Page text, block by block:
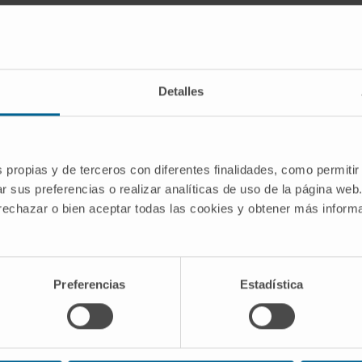
Detalles
propias y de terceros con diferentes finalidades, como
sus preferencias o realizar analíticas de uso de la página
o bien aceptar todas las cookies y obtener más
Preferencias Estadística